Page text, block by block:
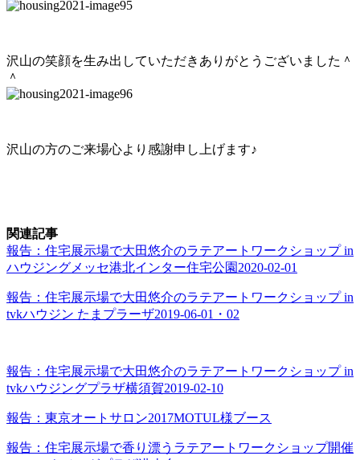
沢山の笑顔を生み出していただきありがとうございました＾
＾
沢山の方のご来場心より感謝申し上げます♪
関連記事
報告：住宅展示場で大田悠介のラテアートワークショップ in
ハウジングメッセ港北インター住宅公園2020-02-01
報告：住宅展示場で大田悠介のラテアートワークショップ in
tvkハウジン たまプラーザ2019-06-01・02
報告：住宅展示場で大田悠介のラテアートワークショップ in
tvkハウジングプラザ横須賀2019-02-10
報告：東京オートサロン2017MOTUL様ブース
報告：住宅展示場で香り漂うラテアートワークショップ開催